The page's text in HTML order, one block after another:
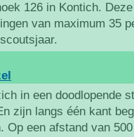
126 in Kontich.
van maximum 35
in een doodlopende
zijn langs één kant
Op een afstand van